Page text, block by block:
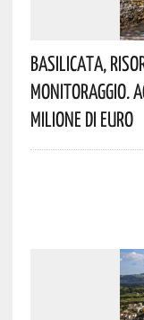
Basilicata,
Monitoraggio.
Milione Di Euro